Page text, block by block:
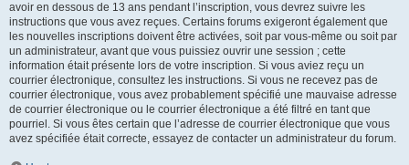
avoir en dessous de 13 ans pendant l’inscription, vous devrez suivre les
instructions que vous avez reçues. Certains forums exigeront également que
les nouvelles inscriptions doivent être activées, soit par vous-même ou soit par
un administrateur, avant que vous puissiez ouvrir une session ; cette
information était présente lors de votre inscription. Si vous aviez reçu un
courrier électronique, consultez les instructions. Si vous ne recevez pas de
courrier électronique, vous avez probablement spécifié une mauvaise adresse
de courrier électronique ou le courrier électronique a été filtré en tant que
pourriel. Si vous êtes certain que l’adresse de courrier électronique que vous
avez spécifiée était correcte, essayez de contacter un administrateur du forum.